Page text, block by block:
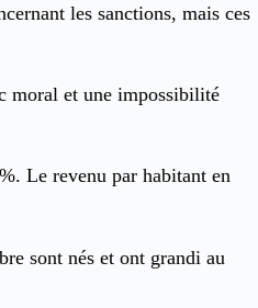
les sanctions, mais ces
moral et une impossibilité
Le revenu par habitant en
sont nés et ont grandi au